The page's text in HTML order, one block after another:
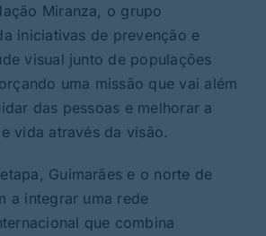
Miranza, o grupo
iniciativas de prevenção e
visual junto de populações
uma missão que vai além
das pessoas e melhorar a
vida através da visão.
Guimarães e o norte de
a integrar uma rede
que combina